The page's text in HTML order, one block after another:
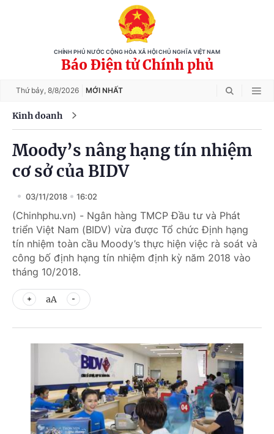
CHÍNH PHỦ NƯỚC CỘNG HÒA XÃ HỘI CHỦ NGHĨA VIỆT NAM
Báo Điện tử Chính phủ
Thứ bảy, 8/8/2026 MỚI NHẤT
Kinh doanh
Moody’s nâng hạng tín nhiệm
cơ sở của BIDV
03/11/2018 16:02
(Chinhphu.vn) - Ngân hàng TMCP Đầu tư và Phát
triển Việt Nam (BIDV) vừa được Tổ chức Định hạng
tín nhiệm toàn cầu Moody’s thực hiện việc rà soát và
công bố định hạng tín nhiệm định kỳ năm 2018 vào
tháng 10/2018.
aA